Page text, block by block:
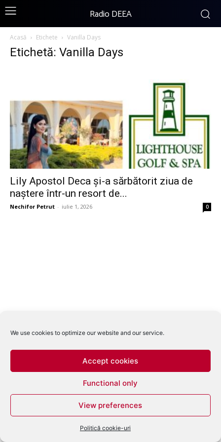
We use cookies to optimize our website and our service.
Accept cookies
Functional only
View preferences
Politică cookie-uri
Radio DEEA
Acasă Etichete Vanilla Days
Etichetă: Vanilla Days
Lily Apostol Deca și-a sărbătorit ziua de
naștere într-un resort de...
Nechifor Petrut - iulie 1, 2026 0